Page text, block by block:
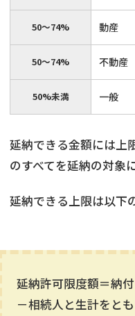
50〜74% 動産
50〜74% 不動産
50%未満 一般
延納できる金額には上
のすべてを延納の対象
延納できる上限は以下
延納許可限度額＝納
－相続人と生計をと